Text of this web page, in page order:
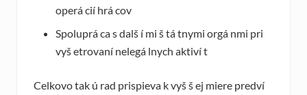
operá cií hrá cov
Spoluprá ca s dalš í mi š tá tnymi orgá nmi pri
vyš etrovaní nelegá lnych aktiví t
Celkovo tak ú rad prispieva k vyš š ej miere predví